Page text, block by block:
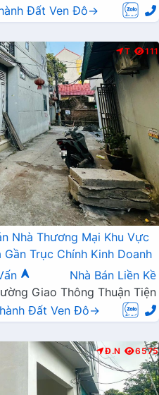
Đất Ven Đô→
T 111
Nhà Thương Mại Khu Vực
Trục Chính Kinh Doanh
Nhà Bán Liền Kề
Giao Thông Thuận Tiện
Đất Ven Đô→
Đ.N 6575